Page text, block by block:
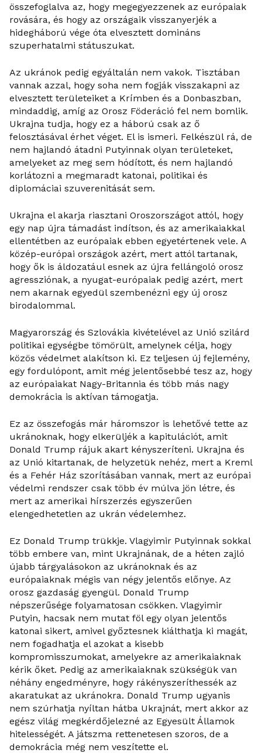
összefoglalva az, hogy megegyezzenek az európaiak
rovására, és hogy az országaik visszanyerjék a
hidegháború vége óta elvesztett domináns
szuperhatalmi státuszukat.
Az ukránok pedig egyáltalán nem vakok. Tisztában
vannak azzal, hogy soha nem fogják visszakapni az
elvesztett területeiket a Krímben és a Donbaszban,
mindaddig, amíg az Orosz Föderáció fel nem bomlik.
Ukrajna tudja, hogy ez a háború csak az ő
felosztásával érhet véget. El is ismeri. Felkészül rá, de
nem hajlandó átadni Putyinnak olyan területeket,
amelyeket az meg sem hódított, és nem hajlandó
korlátozni a megmaradt katonai, politikai és
diplomáciai szuverenitását sem.
Ukrajna el akarja riasztani Oroszországot attól, hogy
egy nap újra támadást indítson, és az amerikaiakkal
ellentétben az európaiak ebben egyetértenek vele. A
közép-európai országok azért, mert attól tartanak,
hogy ők is áldozatául esnek az újra fellángoló orosz
agressziónak, a nyugat-európaiak pedig azért, mert
nem akarnak egyedül szembenézni egy új orosz
birodalommal.
Magyarország és Szlovákia kivételével az Unió szilárd
politikai egységbe tömörült, amelynek célja, hogy
közös védelmet alakítson ki. Ez teljesen új fejlemény,
egy fordulópont, amit még jelentősebbé tesz az, hogy
az európaiakat Nagy-Britannia és több más nagy
demokrácia is aktívan támogatja.
Ez az összefogás már háromszor is lehetővé tette az
ukránoknak, hogy elkerüljék a kapitulációt, amit
Donald Trump rájuk akart kényszeríteni. Ukrajna és
az Unió kitartanak, de helyzetük nehéz, mert a Kreml
és a Fehér Ház szorításában vannak, mert az európai
védelmi rendszer csak több év múlva jön létre, és
mert az amerikai hírszerzés egyszerűen
elengedhetetlen az ukrán védelemhez.
Ez Donald Trump trükkje. Vlagyimir Putyinnak sokkal
több embere van, mint Ukrajnának, de a héten zajló
újabb tárgyalásokon az ukránoknak és az
európaiaknak mégis van négy jelentős előnye. Az
orosz gazdaság gyengül. Donald Trump
népszerűsége folyamatosan csökken. Vlagyimir
Putyin, hacsak nem mutat föl egy olyan jelentős
katonai sikert, amivel győztesnek kiálthatja ki magát,
nem fogadhatja el azokat a kisebb
kompromisszumokat, amelyekre az amerikaiaknak
kérik őket. Pedig az amerikaiaknak szükségük van
néhány engedményre, hogy rákényszeríthessék az
akaratukat az ukránokra. Donald Trump ugyanis
nem szúrhatja nyíltan hátba Ukrajnát, mert akkor az
egész világ megkérdőjelezné az Egyesült Államok
hitelességét. A játszma rettenetesen szoros, de a
demokrácia még nem veszítette el.